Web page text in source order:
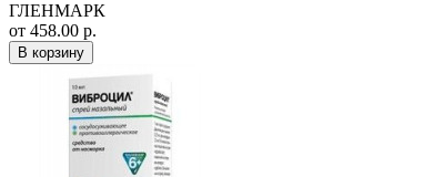
ГЛЕНМАРК
от 458.00 р.
В корзину